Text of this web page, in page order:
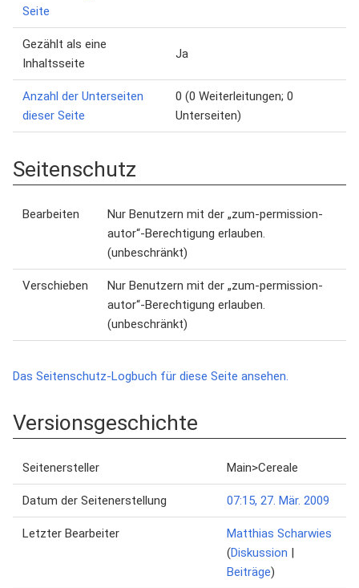
Seite
Gezählt als eine
Inhaltsseite
Ja
Anzahl der Unterseiten
dieser Seite
0 (0 Weiterleitungen; 0
Unterseiten)
Seitenschutz
Bearbeiten
Nur Benutzern mit der „zum-permission-
autor“-Berechtigung erlauben.
(unbeschränkt)
Verschieben
Nur Benutzern mit der „zum-permission-
autor“-Berechtigung erlauben.
(unbeschränkt)
Das Seitenschutz-Logbuch für diese Seite ansehen.
Versionsgeschichte
Seitenersteller Main>Cereale
Datum der Seitenerstellung 07:15, 27. Mär. 2009
Letzter Bearbeiter
Matthias Scharwies
(Diskussion |
Beiträge)